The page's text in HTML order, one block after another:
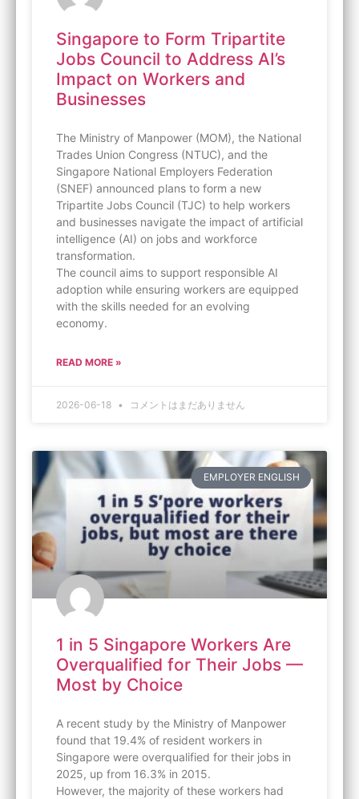
Singapore to Form Tripartite
Jobs Council to Address AI’s
Impact on Workers and
Businesses
The Ministry of Manpower (MOM), the National
Trades Union Congress (NTUC), and the
Singapore National Employers Federation
(SNEF) announced plans to form a new
Tripartite Jobs Council (TJC) to help workers
and businesses navigate the impact of artificial
intelligence (AI) on jobs and workforce
transformation.
The council aims to support responsible AI
adoption while ensuring workers are equipped
with the skills needed for an evolving
economy.
READ MORE »
2026-06-18 コメントはまだありません
EMPLOYER ENGLISH
1 in 5 Singapore Workers Are
Overqualified for Their Jobs —
Most by Choice
A recent study by the Ministry of Manpower
found that 19.4% of resident workers in
Singapore were overqualified for their jobs in
2025, up from 16.3% in 2015.
However, the majority of these workers had